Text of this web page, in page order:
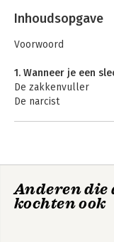
rat?
Inhoudsopgave
Voorwoord
1. Wanneer je een
De zakkenvuller
De narcist
Enkele voorbeelden
Anderen die
kochten ook